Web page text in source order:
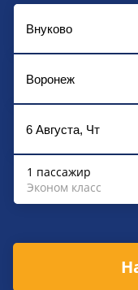
1 пассажир
Эконом класс